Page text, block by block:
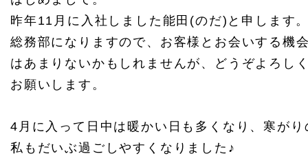
昨年11月に入社しました能田(のだ)と申します
総務部になりますので、お客様とお会いする機
はあまりないかもしれませんが、どうぞよろし
お願いします。
4月に入って日中は暖かい日も多くなり、寒がり
私もだいぶ過ごしやすくなりました♪